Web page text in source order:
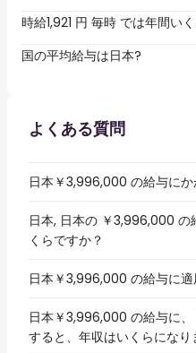
時給1,921 円 毎時 では年間い
国の平均給与は日本?
よくある質問
日本￥3,996,000 の給与に
日本, 日本の ￥3,996,000 の
くらですか？
日本￥3,996,000 の給与に適
日本￥3,996,000 の給与に
すると、年収はいくらになり